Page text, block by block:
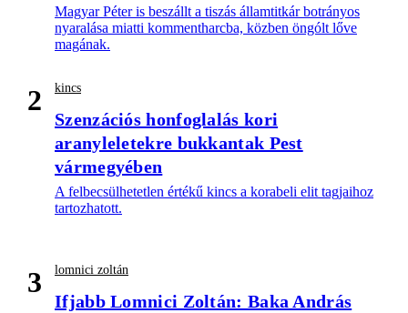
Magyar Péter is beszállt a tiszás államtitkár botrányos
nyaralása miatti kommentharcba, közben öngólt lőve
magának.
2 kincs
Szenzációs honfoglalás kori
aranyleletekre bukkantak Pest
vármegyében
A felbecsülhetetlen értékű kincs a korabeli elit tagjaihoz
tartozhatott.
3 lomnici zoltán
Ifjabb Lomnici Zoltán: Baka András